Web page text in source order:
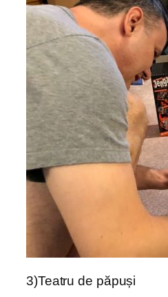
3)Teatru de păpuși